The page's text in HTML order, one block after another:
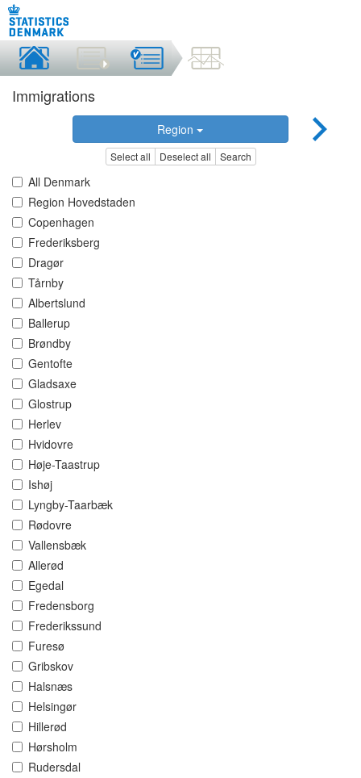
Immigrations
Region
Select all Deselect all Search
All Denmark
Region Hovedstaden
Copenhagen
Frederiksberg
Dragør
Tårnby
Albertslund
Ballerup
Brøndby
Gentofte
Gladsaxe
Glostrup
Herlev
Hvidovre
Høje-Taastrup
Ishøj
Lyngby-Taarbæk
Rødovre
Vallensbæk
Allerød
Egedal
Fredensborg
Frederikssund
Furesø
Gribskov
Halsnæs
Helsingør
Hillerød
Hørsholm
Rudersdal